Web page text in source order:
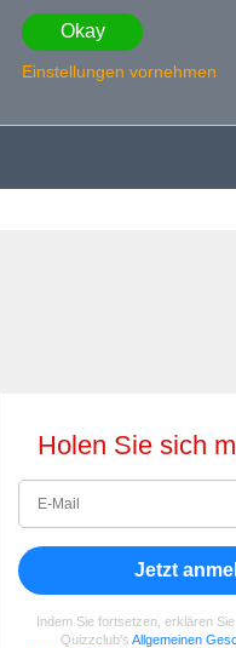
Okay
Einstellungen vornehmen
Holen Sie sich
Jetzt
Indem Sie fortsetzen, erklären
Quizzclub's Allgemeinen